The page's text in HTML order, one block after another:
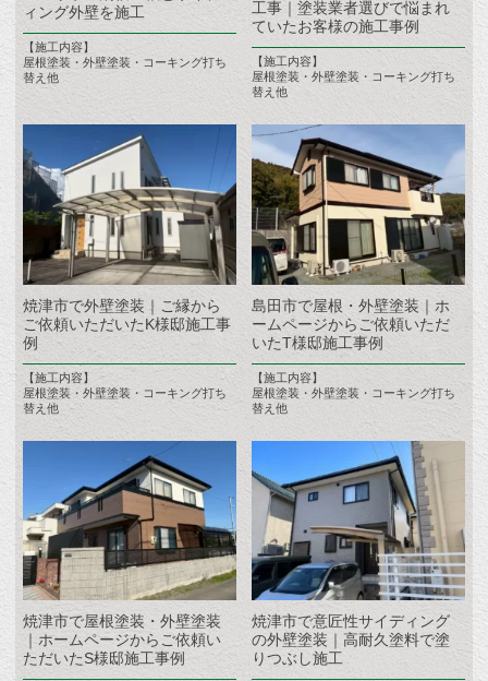
ィング外壁を施工
【施工内容】
屋根塗装・外壁塗装・コーキング打ち
替え他
工事｜塗装業者選びで悩まれ
ていたお客様の施工事例
【施工内容】
屋根塗装・外壁塗装・コーキング打ち
替え他
焼津市で外壁塗装｜ご縁から
ご依頼いただいたK様邸施工事
例
【施工内容】
屋根塗装・外壁塗装・コーキング打ち
替え他
島田市で屋根・外壁塗装｜ホ
ームページからご依頼いただ
いたT様邸施工事例
【施工内容】
屋根塗装・外壁塗装・コーキング打ち
替え他
焼津市で屋根塗装・外壁塗装
｜ホームページからご依頼い
ただいたS様邸施工事例
焼津市で意匠性サイディング
の外壁塗装｜高耐久塗料で塗
りつぶし施工